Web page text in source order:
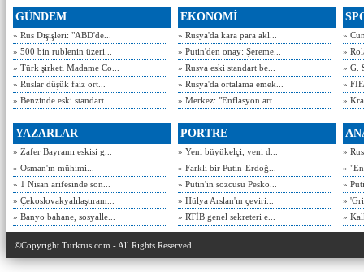
GÜNDEM
» Rus Dışişleri: "ABD'de...
» 500 bin rublenin üzeri...
» Türk şirketi Madame Co...
» Ruslar düşük faiz ort...
» Benzinde eski standart...
EKONOMİ
» Rusya'da kara para akl...
» Putin'den onay: Şereme...
» Rusya eski standart be...
» Rusya'da ortalama emek...
» Merkez: "Enflasyon art...
»
»
» G.
»
»
YAZARLAR
» Zafer Bayramı eskisi g...
» Osman'ın mühimi...
» 1 Nisan arifesinde son...
» Çekoslovakyalılaştıram...
» Banyo bahane, sosyalle...
PORTRE
» Yeni büyükelçi, yeni d...
» Farklı bir Putin-Erdoğ...
» Putin'in sözcüsü Pesko...
» Hülya Arslan'ın çeviri...
» RTİB genel sekreteri e...
»
»
»
»
»
©Copyright Turkrus.com - All Rights Reserved